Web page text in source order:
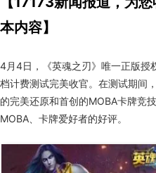
本内容】
4月4日，《英魂之刃》唯一正版授
档计费测试完美收官。在测试期间
的完美还原和首创的MOBA卡牌竞
MOBA、卡牌爱好者的好评。